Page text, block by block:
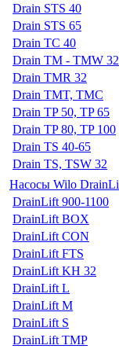
Drain STS 40
Drain STS 65
Drain TC 40
Drain TM - TMW 32
Drain TMR 32
Drain TMT, TMC
Drain TP 50, TP 65
Drain TP 80, TP 100
Drain TS 40-65
Drain TS, TSW 32
Насосы Wilo
DrainLift 900-1100
DrainLift BOX
DrainLift CON
DrainLift FTS
DrainLift KH 32
DrainLift L
DrainLift M
DrainLift S
DrainLift TMP